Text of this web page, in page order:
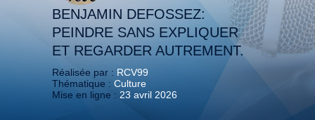
BENJAMIN DEFOSSEZ:
PEINDRE SANS EXPLIQUER
ET REGARDER AUTREMENT.
Réalisée par : RCV99
Thématique : Culture
Mise en ligne : 23 avril 2026